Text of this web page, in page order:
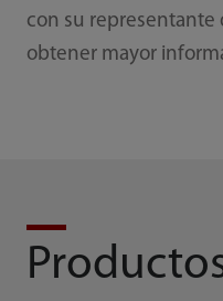
con su representante
obtener mayor